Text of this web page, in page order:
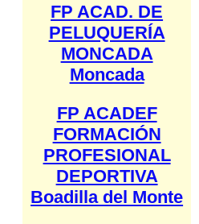
FP ACAD. DE
PELUQUERÍA
MONCADA
Moncada
FP ACADEF
FORMACIÓN
PROFESIONAL
DEPORTIVA
Boadilla del Monte